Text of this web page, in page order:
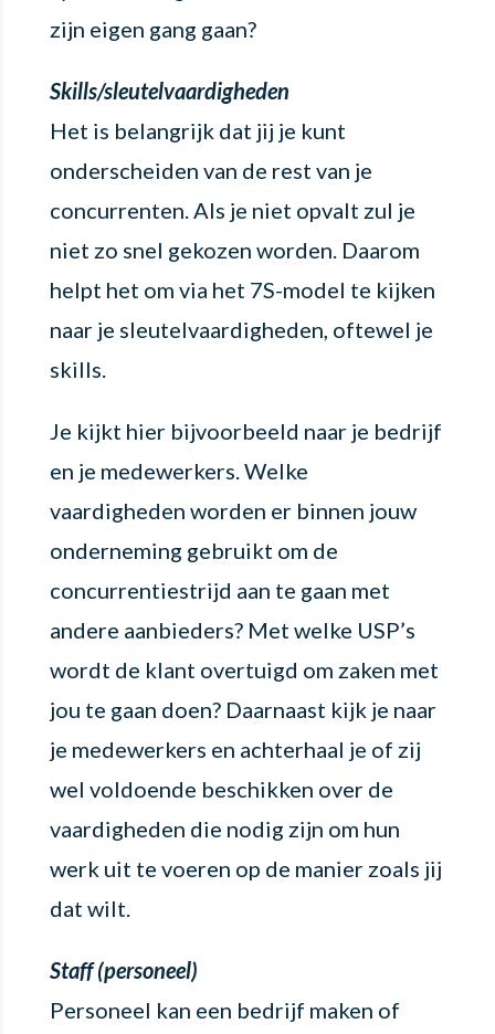
zijn eigen gang gaan?
Skills/sleutelvaardigheden
Het is belangrijk dat jij je kunt
onderscheiden van de rest van je
concurrenten. Als je niet opvalt zul je
niet zo snel gekozen worden. Daarom
helpt het om via het 7S-model te kijken
naar je sleutelvaardigheden, oftewel je
skills.
Je kijkt hier bijvoorbeeld naar je bedrijf
en je medewerkers. Welke
vaardigheden worden er binnen jouw
onderneming gebruikt om de
concurrentiestrijd aan te gaan met
andere aanbieders? Met welke USP’s
wordt de klant overtuigd om zaken met
jou te gaan doen? Daarnaast kijk je naar
je medewerkers en achterhaal je of zij
wel voldoende beschikken over de
vaardigheden die nodig zijn om hun
werk uit te voeren op de manier zoals jij
dat wilt.
Staff (personeel)
Personeel kan een bedrijf maken of